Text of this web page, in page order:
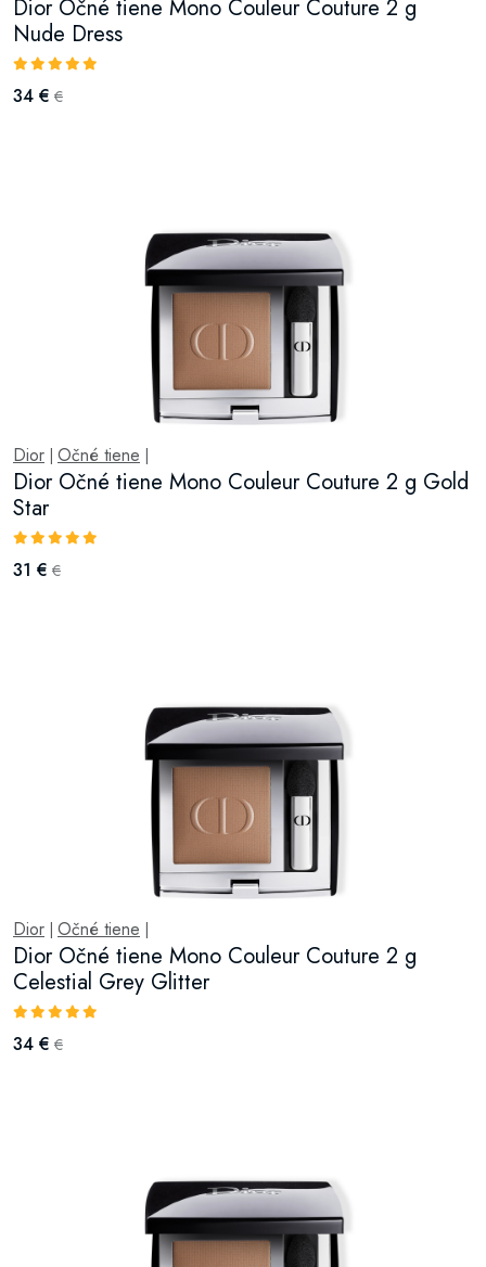
Dior Očné tiene Mono Couleur Couture 2 g
Nude Dress
34 € €
Dior Očné tiene
Dior Očné tiene Mono Couleur Couture 2 g Gold
Star
31 € €
Dior Očné tiene
Dior Očné tiene Mono Couleur Couture 2 g
Celestial Grey Glitter
34 € €